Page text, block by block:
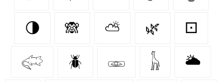
🌗 🙈 ⛅ 🌿 ⚀
𓅾 🪲 𓁾 𓃱 🌥️